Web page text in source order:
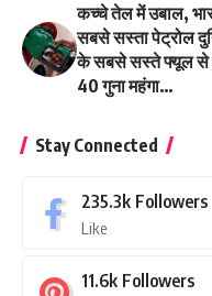
कच्चे तेल में उबाल,
सबसे सस्ता पेट्रोल
के सबसे सस्ते फ्यूल से
40 गुना महंगा…
Stay Connected
235.3k Followers
Like
11.6k Followers